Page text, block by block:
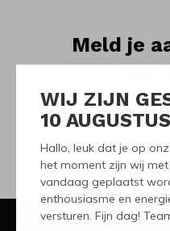
WIJ ZIJN
10
Hallo, leuk dat je op
het moment zijn wij
vandaag geplaatst
enthousiasme en
versturen. Fijn dag!
Meld je
Ontvang de nieuwste
Klantenservice